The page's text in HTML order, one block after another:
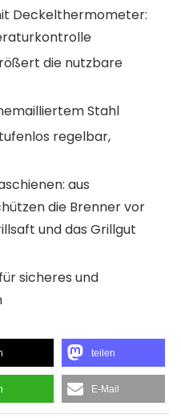
Deckelthermometer:
die nutzbare
Stahl
regelbar,
aus
die Brenner vor
und das Grillgut
sicheres und
teilen
E-Mail